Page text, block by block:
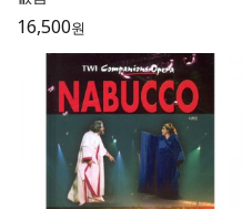
16,500원